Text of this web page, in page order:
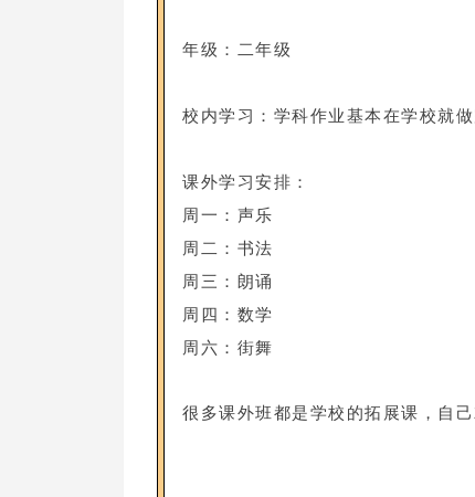
年级：二年级
校内学习：学科作业基本在学校就
课外学习安排：
周一：声乐
周二：书法
周三：朗诵
周四：数学
周六：街舞
很多课外班都是学校的拓展课，自